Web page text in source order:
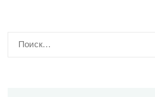
Найти: